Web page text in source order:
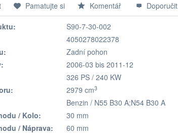
Pamatujte si Komentář Doporučit
S90-7-30-002
4050278022378
Zadní pohon
2006-03 bis 2011-12
326 PS / 240 KW
2979 cm3
Benzin / N55 B30 A;N54 B30 A
/ Kolo:
30 mm
/ Náprava:
60 mm